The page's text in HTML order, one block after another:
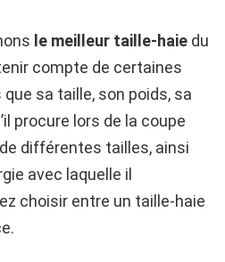
le meilleur taille-haie du
compte de certaines
sa taille, son poids, sa
procure lors de la coupe
différentes tailles, ainsi
avec laquelle il
choisir entre un taille-haie